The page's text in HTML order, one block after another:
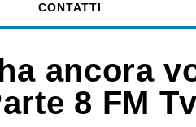
CONTATTI
ancora
8 FM